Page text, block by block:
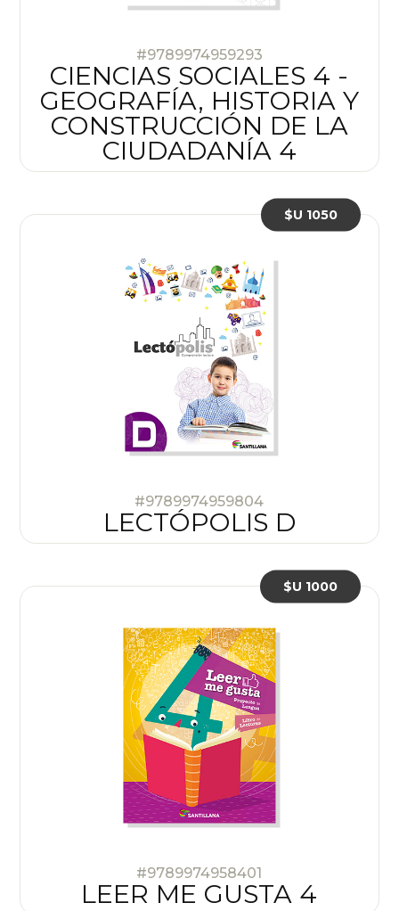
#9789974959293
CIENCIAS SOCIALES 4 -
GEOGRAFÍA, HISTORIA Y
CONSTRUCCIÓN DE LA
CIUDADANÍA 4
#9789974959804
LECTÓPOLIS D
$U 1050
#9789974958401
LEER ME GUSTA 4
$U 1000